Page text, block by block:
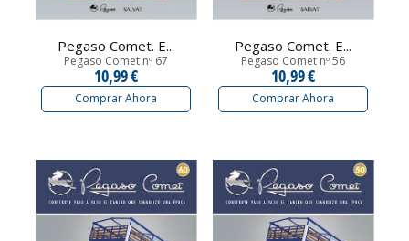
Pegaso Comet. E...
Pegaso Comet nº 67
10,99 €
Comprar Ahora
Pegaso Comet. E...
Pegaso Comet nº 56
10,99 €
Comprar Ahora